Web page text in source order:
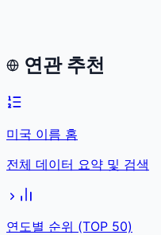
연관 추천
미국 이름 홈
전체 데이터 요약 및 검색
연도별 순위 (TOP 50)